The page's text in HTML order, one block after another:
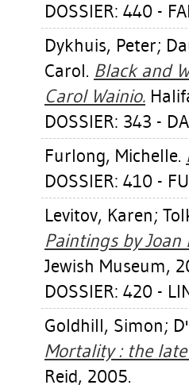
DOSSIER: 440 -
Dykhuis, Peter;
Carol. Black and
Carol Wainio.
DOSSIER: 343 -
Furlong, Michelle.
DOSSIER: 410 -
Levitov, Karen;
Paintings by Joan
Jewish Museum,
DOSSIER: 420 -
Goldhill, Simon;
Mortality : the
Reid, 2005.